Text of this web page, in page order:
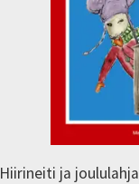
Hiirineiti ja joululahja